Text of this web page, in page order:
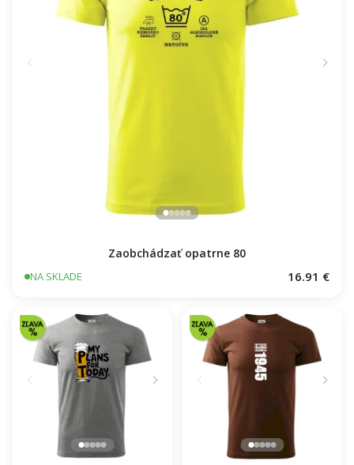
Zaobchádzať opatrne 80
NA SKLADE 16.91 €